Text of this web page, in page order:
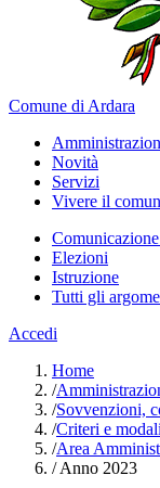
Comune di Ardara
Novità
Servizi
Vivere il
Elezioni
Istruzione
Tutti gli
Accedi
Home
/
/Sovvenzioni,
/Criteri e
/Area
/Anno 2023